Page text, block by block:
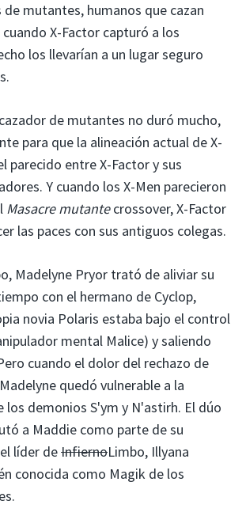
mutantes, humanos que cazan
X-Factor capturó a los
los llevarían a un lugar seguro
de mutantes no duró mucho,
para que la alineación actual de X-
parecido entre X-Factor y sus
Y cuando los X-Men parecieron
Masacre mutantecrossover, X-Factor
las paces con sus antiguos colegas.
Madelyne Pryor trató de aliviar su
con el hermano de Cyclop,
novia Polaris estaba bajo el control
mental Malice) y saliendo
cuando el dolor del rechazo de
quedó vulnerable a la
los demonios S'ym y N'astirh. El dúo
a Maddie como parte de su
líder deInfiernoLimbo, Illyana
conocida como Magik de los